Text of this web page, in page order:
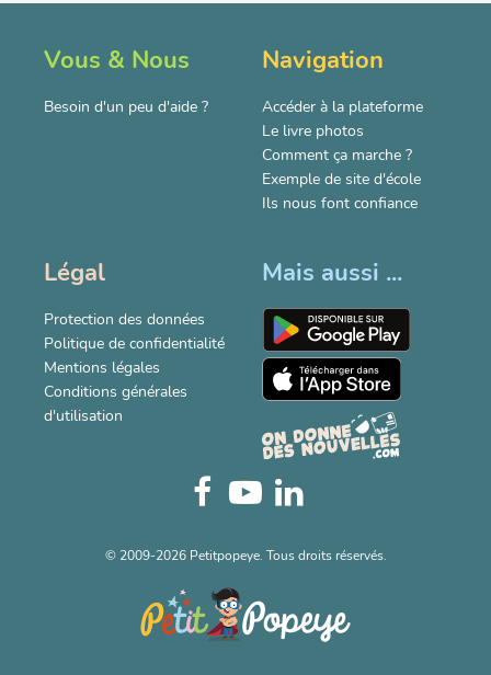
Vous & Nous
Besoin d'un peu d'aide ?
Navigation
Accéder à la plateforme
Le livre photos
Comment ça marche ?
Exemple de site d'école
Ils nous font confiance
Légal
Protection des données
Politique de confidentialité
Mentions légales
Conditions générales
d'utilisation
Mais aussi ...
© 2009-2026 Petitpopeye. Tous droits réservés.